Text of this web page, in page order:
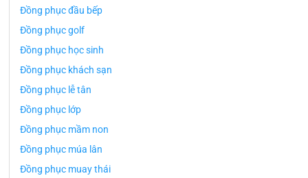
Đồng phục đầu bếp
Đồng phục golf
Đồng phục học sinh
Đồng phục khách sạn
Đồng phục lễ tân
Đồng phục lớp
Đồng phục mầm non
Đồng phục múa lân
Đồng phục muay thái